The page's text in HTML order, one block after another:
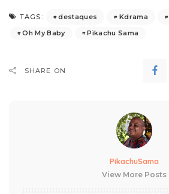
TAGS: destaques Kdrama
Oh My Baby
Pìkachu Sama
SHARE ON
PikachuSama
View More Posts